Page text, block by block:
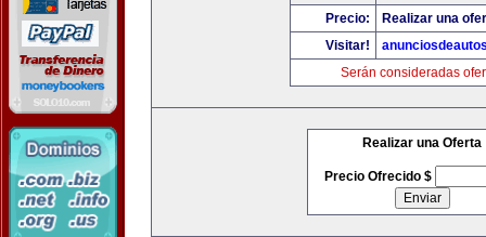
Precio:
Realizar una
Visitar!
Serán consideradas
Realizar una Oferta
Precio Ofrecido $